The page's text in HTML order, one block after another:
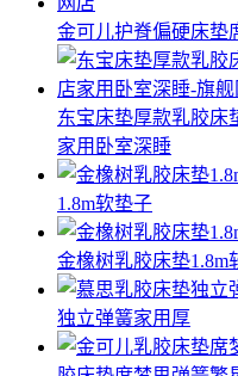
金可儿护脊偏硬床垫
东宝床垫厚款乳胶床
家用卧室深睡
1.8m软垫子
金橡树乳胶床垫1.8m
独立弹簧家用厚